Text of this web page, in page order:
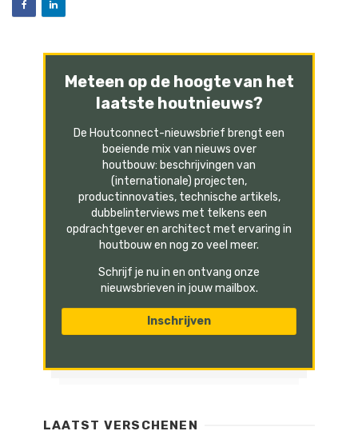
Meteen op de hoogte van het
laatste houtnieuws?
De Houtconnect-nieuwsbrief brengt een
boeiende mix van nieuws over
houtbouw: beschrijvingen van
(internationale) projecten,
productinnovaties, technische artikels,
dubbelinterviews met telkens een
opdrachtgever en architect met ervaring in
houtbouw en nog zo veel meer.
Schrijf je nu in en ontvang onze
nieuwsbrieven in jouw mailbox.
LAATST VERSCHENEN